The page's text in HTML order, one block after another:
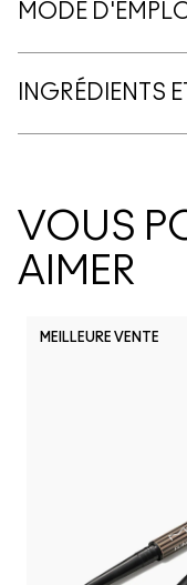
MODE
INGRÉDIENTS
VOUS
AIMER
MEILLEURE VENTE